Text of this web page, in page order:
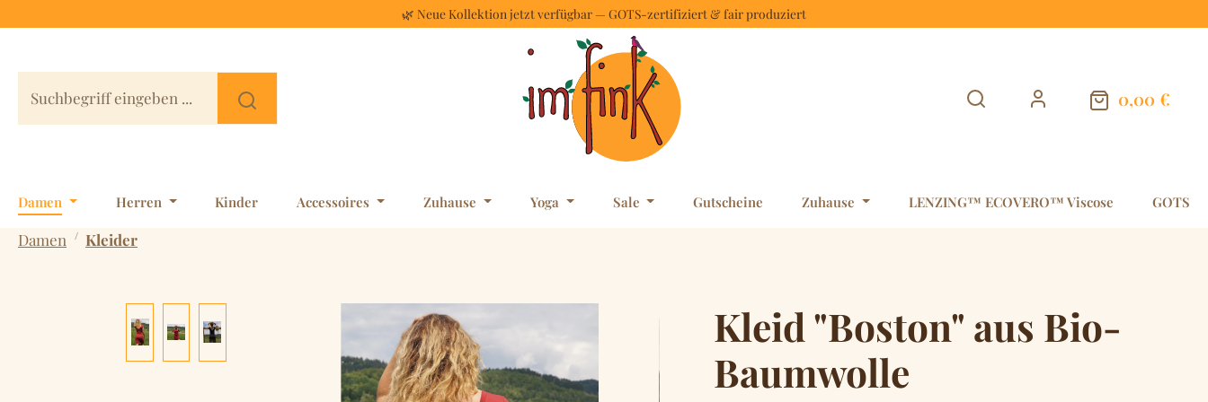
🌿 Neue Kollektion jetzt verfügbar — GOTS-zertifiziert & fair produziert
0,00 €
Warenkorb
Damen Herren Kinder Accessoires Zuhause Yoga Sale Gutscheine Zuhause LENZING™ ECOVERO™ Viscose GOTS
Damen / Kleider
Bildergalerie überspringen
Kleid "Boston" aus Bio-
Baumwolle